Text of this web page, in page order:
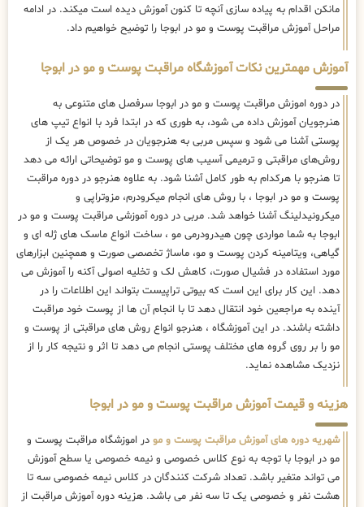
مانکن اقدام به پیاده سازی آنچه تا کنون آموزش دیده است میکند. در ادامه
مراحل آموزش مراقبت پوست و مو در ابوجا را توضیح خواهیم داد.
آموزش مهمترین نکات آموزشگاه مراقبت پوست و مو در ابوجا
در دوره اموزش مراقبت پوست و مو در ابوجا سرفصل های متنوعی به
هنرجویان آموزش داده می شود، به طوری که در ابتدا فرد با انواع تیپ های
پوستی آشنا می شود و سپس مربی به هنرجویان در خصوص هر یک از
روش‌های مراقبتی و ترمیمی آسیب های پوست و مو توضیحاتی ارائه می دهد
تا هنرجو با هرکدام به طور کامل آشنا شود. به علاوه هنرجو در دوره مراقبت
پوست و مو در ابوجا ، با روش های انجام میکرودرم، مزوتراپی و
میکرونیدلینگ آشنا خواهد شد. مربی در دوره آموزشی مراقبت پوست و مو در
ابوجا به شما مواردی چون هیدرودرمی مو ، ساخت انواع ماسک های ژله ای و
گیاهی، ویتامینه کردن پوست و مو، ماساژ تخصصی صورت و همچنین ابزارهای
مورد استفاده در فشیال صورت، کاهش لک و تخلیه اصولی آکنه را آموزش می
دهد. این کار برای این است که بیوتی تراپیست بتواند این اطلاعات را در
آینده به مراجعین خود انتقال دهد تا با انجام آن ها از پوست خود مراقبت
داشته باشند. در این آموزشگاه ، هنرجو انواع روش های مراقبتی از پوست و
مو را بر روی گروه های مختلف پوستی انجام می دهد تا اثر و نتیجه کار را از
نزدیک مشاهده نماید.
هزینه و قیمت آموزش مراقبت پوست و مو در ابوجا
شهریه دوره های آموزش مراقبت پوست و مو در اموزشگاه مراقبت پوست و
مو در ابوجا با توجه به نوع کلاس خصوصی و نیمه خصوصی یا سطح آموزش
می تواند متغیر باشد. تعداد شرکت کنندگان در کلاس نیمه خصوصی سه تا
هشت نفر و خصوصی یک تا سه نفر می باشد. هزینه دوره آموزش مراقبت از